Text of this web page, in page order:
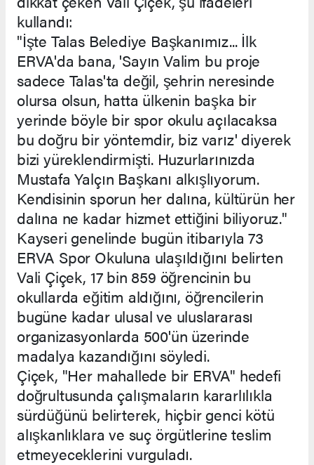
kullandı:
"İşte Talas Belediye Başkanımız... İlk
ERVA'da bana, 'Sayın Valim bu proje
sadece Talas'ta değil, şehrin neresinde
olursa olsun, hatta ülkenin başka bir
yerinde böyle bir spor okulu açılacaksa
bu doğru bir yöntemdir, biz varız' diyerek
bizi yüreklendirmişti. Huzurlarınızda
Mustafa Yalçın Başkanı alkışlıyorum.
Kendisinin sporun her dalına, kültürün her
dalına ne kadar hizmet ettiğini biliyoruz."
Kayseri genelinde bugün itibarıyla 73
ERVA Spor Okuluna ulaşıldığını belirten
Vali Çiçek, 17 bin 859 öğrencinin bu
okullarda eğitim aldığını, öğrencilerin
bugüne kadar ulusal ve uluslararası
organizasyonlarda 500'ün üzerinde
madalya kazandığını söyledi.
Çiçek, "Her mahallede bir ERVA" hedefi
doğrultusunda çalışmaların kararlılıkla
sürdüğünü belirterek, hiçbir genci kötü
alışkanlıklara ve suç örgütlerine teslim
etmeyeceklerini vurguladı.